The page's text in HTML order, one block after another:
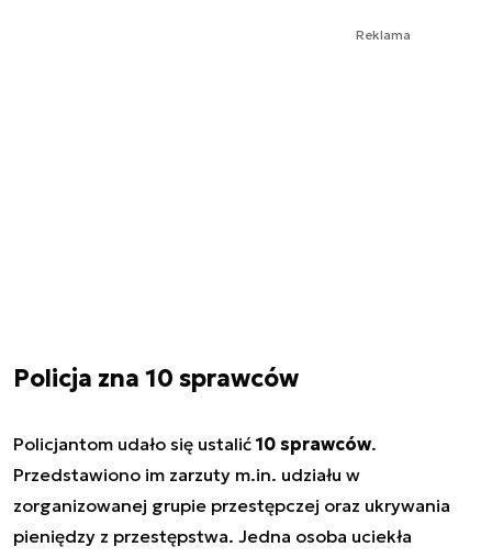
Reklama
Policja zna 10 sprawców
Policjantom udało się ustalić 10 sprawców.
Przedstawiono im zarzuty m.in. udziału w
zorganizowanej grupie przestępczej oraz ukrywania
pieniędzy z przestępstwa. Jedna osoba uciekła